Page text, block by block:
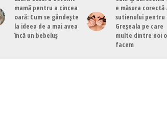
mamă pentru a cincea
oară: Cum se gândește
la ideea de a mai avea
încă un bebeluș
e măsura corectă
sutienului pentru
Greșeala pe care
multe dintre noi o
facem